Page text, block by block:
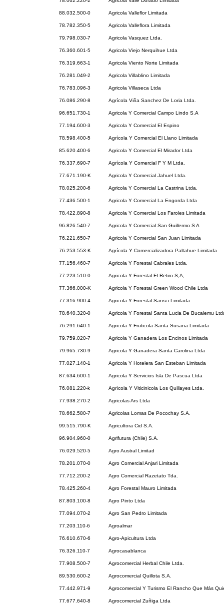
88.032.500-0 Agricola Valleflor Limitada
78.782.350-5 Agricola Valleflora Limitada
79.798.030-7 Agricola Vasquez Ltda.
76.360.601-5 Agricola Viejo Nerquihue Ltda
76.319.663-1 Agricola Viento Norte Limitada
76.281.049-2 Agricola Villablino Limitada
76.783.096-3 Agricola Villaseca Ltda
76.086.290-8 Agrícola Viña Sanchez De Loria Ltda.
96.651.730-1 Agricola Y Comercial Campo Lindo S.A
77.194.600-3 Agricola Y Comercial El Espino
78.598.400-5 Agrícola Y Comercial El Llano Limitada
85.620.400-6 Agricola Y Comercial El Mirador Ltda
76.337.690-7 Agrícola Y Comercial F Y M Ltda.
77.671.190-K Agricola Y Comercial Jahuel Ltda.
78.025.200-6 Agricola Y Comercial La Castrina Ltda.
77.436.500-1 Agricola Y Comercial La Engorda Ltda
78.422.890-8 Agricola Y Comercial Los Faroles Limitada
96.826.540-7 Agricola Y Comercial San Guillermo S A
76.221.650-7 Agricola Y Comercial San Juan Limitada
76.253.553-K Agrícola Y Comercializadora Paltahue Limitada
77.156.460-7 Agricola Y Forestal Cabrales Ltda.
77.223.510-0 Agricola Y Forestal El Retiro S,A,
77.366.000-K Agricola Y Forestal Green Wood Chile Ltda
77.316.900-4 Agricola Y Forestal Sansci Limitada
78.640.320-0 Agricola Y Forestal Santa Lucia De Bucalemu
76.291.640-1 Agricola Y Fruticola Santa Susana Limitada
79.759.020-7 Agricola Y Ganadera Los Encinos Limitada
79.965.730-9 Agricola Y Ganadera Santa Carolina Ltda
77.027.140-1 Agricola Y Hotelera San Esteban Limitada
87.634.600-1 Agricola Y Servicios Isla De Pascua Ltda
76.081.220-k Agrícola Y Viticinicola Los Quillayes Ltda.
77.938.270-2 Agricolas Ars Ltda
78.662.580-7 Agricolas Lomas De Pocochay S.A.
99.515.790-K Agricultora Cid S.A.
96.904.960-0 Agrifutura (Chile) S.A.
76.029.520-5 Agro Austral Limitad
78.201.070-0 Agro Comercial Anjari Limitada
77.712.200-2 Agro Comercial Razetato Tda.
78.425.260-4 Agro Forestal Mauro Limitada
87.803.100-8 Agro Pinto Ltda
77.094.070-2 Agro San Pedro Limitada
77.203.110-6 Agroalmar
76.610.670-6 Agro-Apicultura Ltda
76.326.110-7 Agrocasablanca
77.908.500-7 Agrocomercial Herbal Chile Ltda.
89.530.600-2 Agrocomercial Quillota S.A.
77.442.971-9 Agrocomercial Y Turismo El Rancho Que Más
77.677.640-8 Agrocomercial Zuñiga Ltda